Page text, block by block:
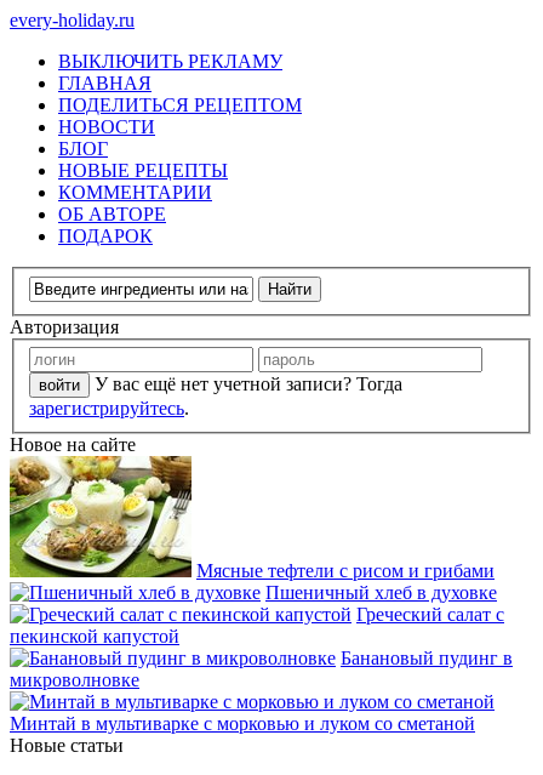
every-holiday.ru
ВЫКЛЮЧИТЬ РЕКЛАМУ
ГЛАВНАЯ
ПОДЕЛИТЬСЯ РЕЦЕПТОМ
НОВОСТИ
БЛОГ
НОВЫЕ РЕЦЕПТЫ
КОММЕНТАРИИ
ОБ АВТОРЕ
ПОДАРОК
Авторизация
У вас ещё нет учетной записи? Тогда
зарегистрируйтесь.
Новое на сайте
Мясные тефтели с рисом и грибами
Пшеничный хлеб в духовке
Греческий салат с
пекинской капустой
Банановый пудинг в
микроволновке
Минтай в мультиварке с морковью и луком со сметаной
Новые статьи